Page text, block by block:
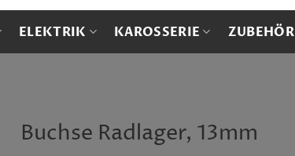
ELEKTRIK KAROSSERIE ZUBEHÖR
Buchse Radlager, 13mm